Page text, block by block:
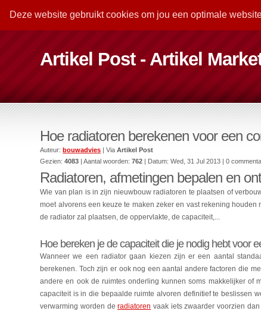
Deze website gebruikt cookies om jou een optimale
Artikel Post - Artikel
Hoe radiatoren berekenen voor een
Auteur:bouwadvies | ViaArtikel Post
Gezien:4083 | Aantal woorden:762 | Datum:Wed, 31 Jul 2013 | 0
Radiatoren, afmetingen bepalen en
Wie van plan is in zijn nieuwbouw radiatoren te plaatsen of
moet alvorens een keuze te maken zeker en vast rekening
de radiator zal plaatsen, de oppervlakte, de capaciteit,...
Hoe bereken je de capaciteit die je nodig hebt voor
Wanneer we een radiator gaan kiezen zijn er een aantal
berekenen. Toch zijn er ook nog een aantal andere factoren die
andere en ook de ruimtes onderling kunnen soms makkelijker of
capaciteit is in die bepaalde ruimte alvoren definitief te beslissen
verwarming worden deradiatoren vaak iets zwaarder voorzien